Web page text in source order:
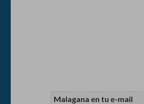
Malagana en tu e-mail